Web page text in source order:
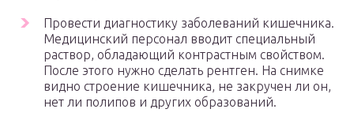
Провести диагностику заболеваний кишечника.
Медицинский персонал вводит специальный
раствор, обладающий контрастным свойством.
После этого нужно сделать рентген. На снимке
видно строение кишечника, не закручен ли он,
нет ли полипов и других образований.